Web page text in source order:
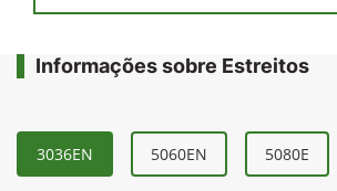
Informações sobre Estreitos
3036EN 5060EN 5080E